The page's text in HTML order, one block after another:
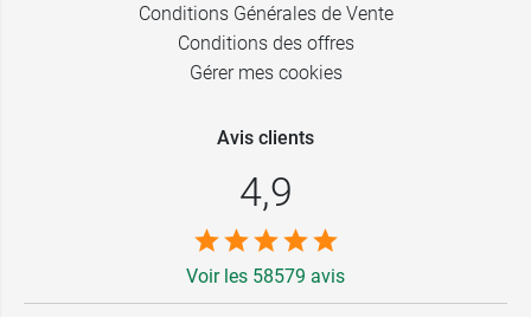
Conditions Générales de Vente
Conditions des offres
Gérer mes cookies
Avis clients
4,9
Voir les 58579 avis